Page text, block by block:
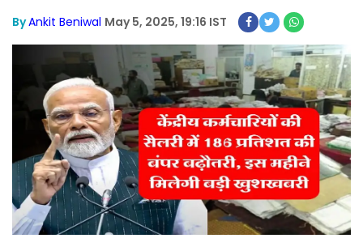
ByAnkit Beniwal May 5, 2025, 19:16 IST